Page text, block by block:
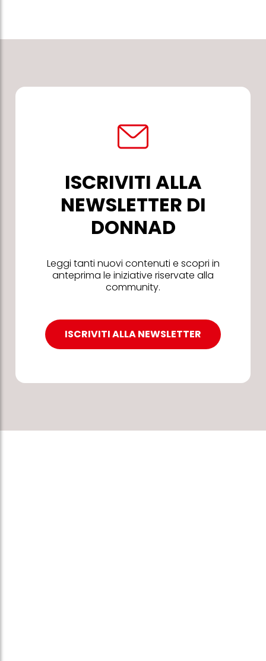
ISCRIVITI ALLA
NEWSLETTER DI
DONNAD
Leggi tanti nuovi contenuti e scopri in
anteprima le iniziative riservate alla
community.
ISCRIVITI ALLA NEWSLETTER